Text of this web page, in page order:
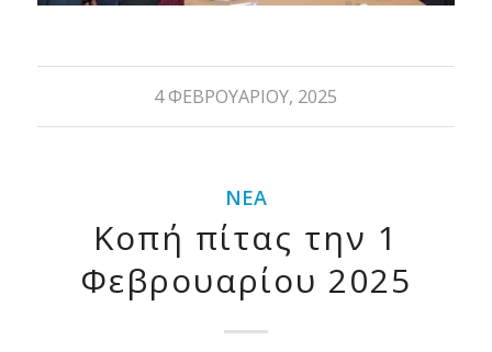
4 ΦΕΒΡΟΥΑΡΊΟΥ, 2025
ΝΈΑ
Κοπή πίτας την 1
Φεβρουαρίου 2025